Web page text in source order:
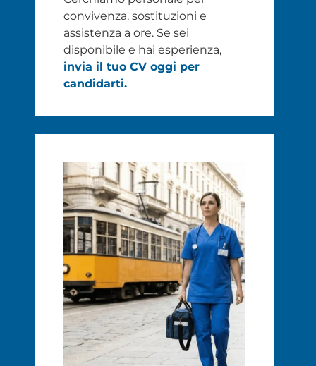
convivenza, sostituzioni e
assistenza a ore. Se sei
disponibile e hai esperienza,
invia il tuo CV oggi per
candidarti.